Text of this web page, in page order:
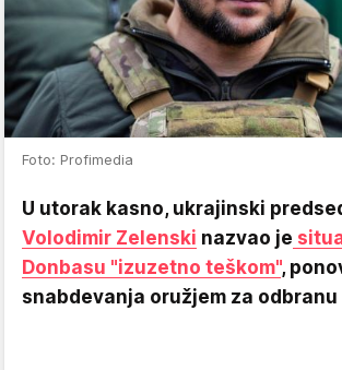
Foto: Profimedia
U utorak kasno, ukrajinski
Volodimir Zelenski nazvao je
Donbasu "izuzetno teškom",
snabdevanja oružjem za odbranu